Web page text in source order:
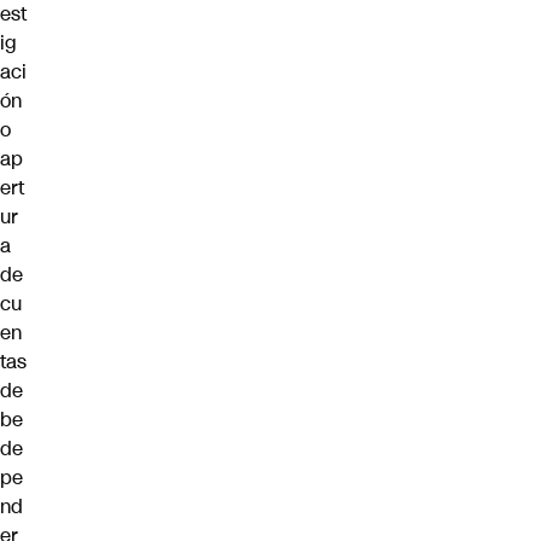
est
ig
aci
ón
o
ap
ert
ur
a
de
cu
en
tas
de
be
de
pe
nd
er